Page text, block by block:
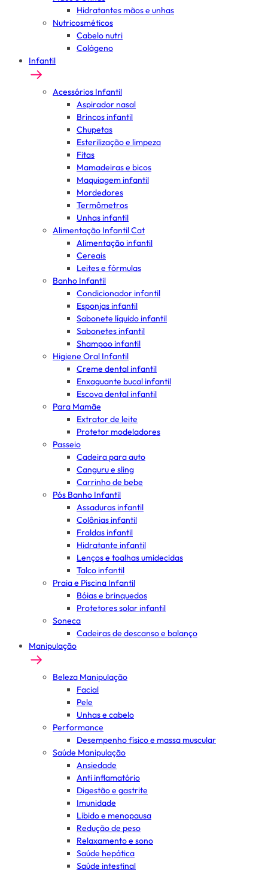
Hidratantes mãos e unhas
Nutricosméticos
Cabelo nutri
Colágeno
Infantil
Acessórios Infantil
Aspirador nasal
Brincos infantil
Chupetas
Esterilização e limpeza
Fitas
Mamadeiras e bicos
Maquiagem infantil
Mordedores
Termômetros
Unhas infantil
Alimentação Infantil Cat
Alimentação infantil
Cereais
Leites e fórmulas
Banho Infantil
Condicionador infantil
Esponjas infantil
Sabonete líquido infantil
Sabonetes infantil
Shampoo infantil
Higiene Oral Infantil
Creme dental infantil
Enxaguante bucal infantil
Escova dental infantil
Para Mamãe
Extrator de leite
Protetor modeladores
Passeio
Cadeira para auto
Canguru e sling
Carrinho de bebe
Pós Banho Infantil
Assaduras infantil
Colônias infantil
Fraldas infantil
Hidratante infantil
Lenços e toalhas umidecidas
Talco infantil
Praia e Piscina Infantil
Bóias e brinquedos
Protetores solar infantil
Soneca
Cadeiras de descanso e balanço
Manipulação
Beleza Manipulação
Facial
Pele
Unhas e cabelo
Performance
Desempenho físico e massa muscular
Saúde Manipulação
Ansiedade
Anti inflamatório
Digestão e gastrite
Imunidade
Libido e menopausa
Redução de peso
Relaxamento e sono
Saúde hepática
Saúde intestinal